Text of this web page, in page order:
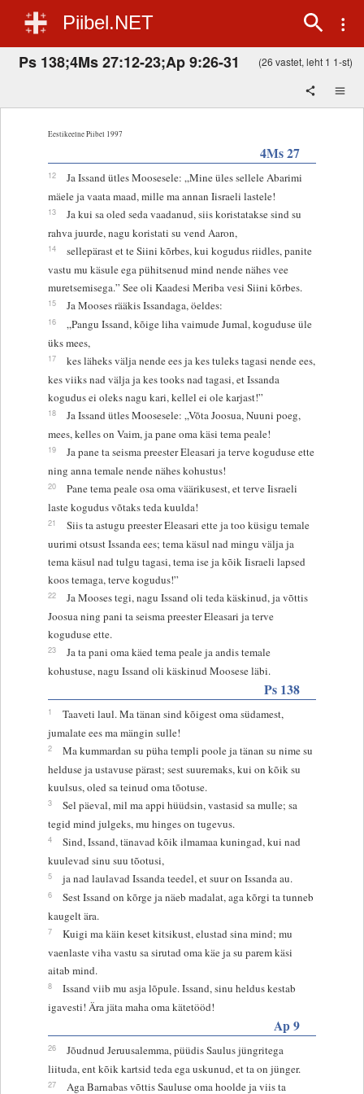
Piibel.NET
Ps 138;4Ms 27:12-23;Ap 9:26-31 (26 vastet, leht 1 1-st)
Eestikeelne Piibel 1997
4Ms 27
12
Ja Issand ütles Moosesele: „Mine üles sellele Abarimi
mäele ja vaata maad, mille ma annan Iisraeli lastele!
13
Ja kui sa oled seda vaadanud, siis koristatakse sind su
rahva juurde, nagu koristati su vend Aaron,
14
sellepärast et te Siini kõrbes, kui kogudus riidles, panite
vastu mu käsule ega pühitsenud mind nende nähes vee
muretsemisega.” See oli Kaadesi Meriba vesi Siini kõrbes.
15 Ja Mooses rääkis Issandaga, öeldes:
16
„Pangu Issand, kõige liha vaimude Jumal, koguduse üle
üks mees,
17
kes läheks välja nende ees ja kes tuleks tagasi nende ees,
kes viiks nad välja ja kes tooks nad tagasi, et Issanda
kogudus ei oleks nagu kari, kellel ei ole karjast!”
18
Ja Issand ütles Moosesele: „Võta Joosua, Nuuni poeg,
mees, kelles on Vaim, ja pane oma käsi tema peale!
19
Ja pane ta seisma preester Eleasari ja terve koguduse ette
ning anna temale nende nähes kohustus!
20
Pane tema peale osa oma väärikusest, et terve Iisraeli
laste kogudus võtaks teda kuulda!
21
Siis ta astugu preester Eleasari ette ja too küsigu temale
uurimi otsust Issanda ees; tema käsul nad mingu välja ja
tema käsul nad tulgu tagasi, tema ise ja kõik Iisraeli lapsed
koos temaga, terve kogudus!”
22
Ja Mooses tegi, nagu Issand oli teda käskinud, ja võttis
Joosua ning pani ta seisma preester Eleasari ja terve
koguduse ette.
23
Ja ta pani oma käed tema peale ja andis temale
kohustuse, nagu Issand oli käskinud Moosese läbi.
Ps 138
1
Taaveti laul. Ma tänan sind kõigest oma südamest,
jumalate ees ma mängin sulle!
2
Ma kummardan su püha templi poole ja tänan su nime su
helduse ja ustavuse pärast; sest suuremaks, kui on kõik su
kuulsus, oled sa teinud oma tõotuse.
3
Sel päeval, mil ma appi hüüdsin, vastasid sa mulle; sa
tegid mind julgeks, mu hinges on tugevus.
4
Sind, Issand, tänavad kõik ilmamaa kuningad, kui nad
kuulevad sinu suu tõotusi,
5 ja nad laulavad Issanda teedel, et suur on Issanda au.
6
Sest Issand on kõrge ja näeb madalat, aga kõrgi ta tunneb
kaugelt ära.
7
Kuigi ma käin keset kitsikust, elustad sina mind; mu
vaenlaste viha vastu sa sirutad oma käe ja su parem käsi
aitab mind.
8
Issand viib mu asja lõpule. Issand, sinu heldus kestab
igavesti! Ära jäta maha oma kätetööd!
Ap 9
26
Jõudnud Jeruusalemma, püüdis Saulus jüngritega
liituda, ent kõik kartsid teda ega uskunud, et ta on jünger.
27 Aga Barnabas võttis Sauluse oma hoolde ja viis ta